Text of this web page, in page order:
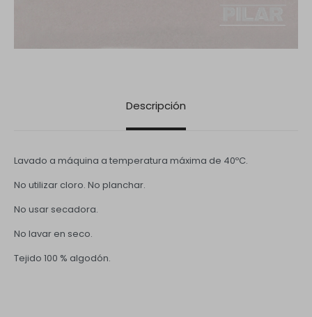
Descripción
Lavado a máquina a temperatura máxima de 40ºC.
No utilizar cloro. No planchar.
No usar secadora.
No lavar en seco.
Tejido 100 % algodón.